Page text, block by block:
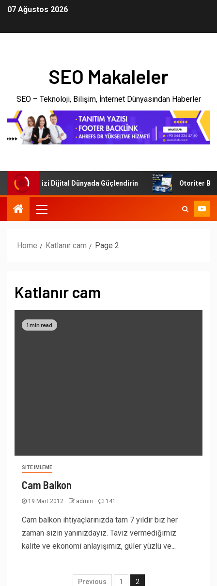
07 Ağustos 2026
SEO Makaleler
SEO – Teknoloji, Bilişim, İnternet Dünyasından Haberler
İşletmenizi Dijital Dünyada Güçlendirin Otoriter
Home Katlanır cam Page 2
Katlanır cam
1 min read
SITE IMLEME
Cam Balkon
19 Mart 2012 admin 141
Cam balkon ihtiyaçlarınızda tam 7 yıldır biz her
zaman sizin yanınızdayız. Taviz vermediğimiz
kalite ve ekonomi anlayışımız, güler yüzlü ve...
Previous 1 2